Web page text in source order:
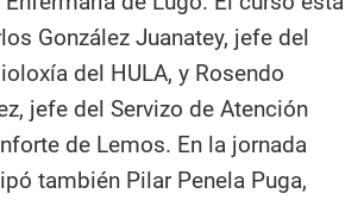
González Juanatey, jefe del
del HULA, y Rosendo
jefe del Servizo de Atención
de Lemos. En la jornada
también Pilar Penela Puga,